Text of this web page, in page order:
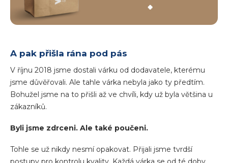
A pak přišla rána pod pás
V říjnu 2018 jsme dostali várku od dodavatele, kterému
jsme důvěřovali. Ale tahle várka nebyla jako ty předtím.
Bohužel jsme na to přišli až ve chvíli, kdy už byla většina u
zákazníků.
Byli jsme zdrceni. Ale také poučeni.
Tohle se už nikdy nesmí opakovat. Přijali jsme tvrdší